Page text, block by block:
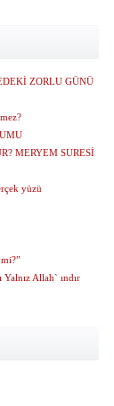
ZORLU GÜNÜ
MERYEM SURESİ
yüzü
Allah` ındır